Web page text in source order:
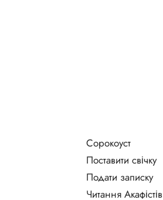
Сорокоуст
Поставити свічку
Подати записку
Читання Акафістів